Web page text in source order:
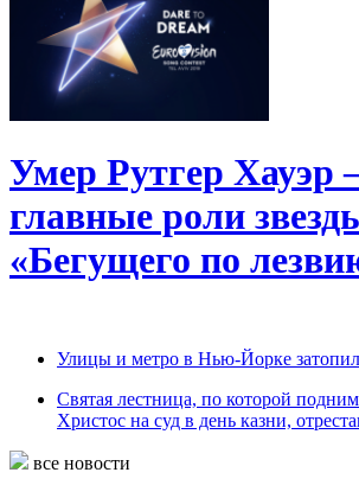
Умер Рутгер Хауэр
главные роли
«Бегущего по
Улицы и метро в Нью-Йорке
Святая лестница, по которой
Христос на суд в день казни,
все новости